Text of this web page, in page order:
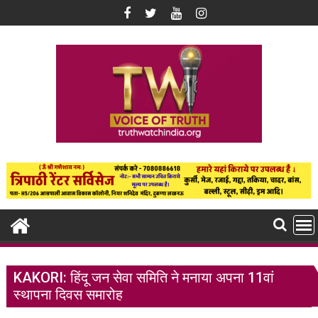
to
KAKORI: हिंदू जन सेवा समिति ने मनाया अपना 11वां
स्थापना दिवस समारोह